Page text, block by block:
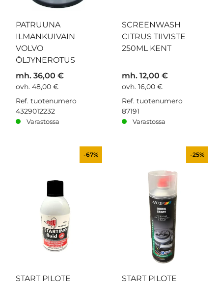
PATRUUNA
ILMANKUIVAIN
VOLVO
ÖLJYNEROTUS
mh. 36,00 €
ovh. 48,00 €
Ref. tuotenumero
4329012232
Varastossa
SCREENWASH
CITRUS TIIVISTE
250ML KENT
mh. 12,00 €
ovh. 16,00 €
Ref. tuotenumero
87191
Varastossa
-67%
START PILOTE
-25%
START PILOTE